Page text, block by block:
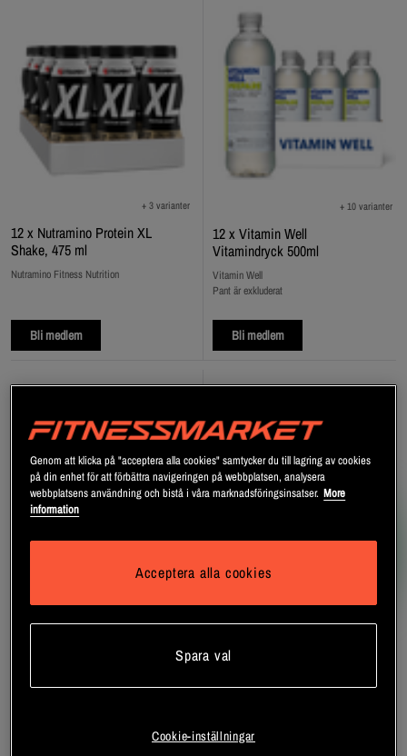
12 x Nutramino Protein XL
Shake, 475 ml
+ 3 varianter
Nutramino Fitness Nutrition
Bli medlem
12 x Vitamin Well
Vitamindryck 500ml
+ 10 varianter
Vitamin Well
Pant är exkluderat
Bli medlem
Vita Coco
Flak 24 x NOCCO BCAA+
Koffeinfri 330 ml
Genom att klicka på "acceptera alla cookies" samtycker du till lagring av cookies
på din enhet för att förbättra navigeringen på webbplatsen, analysera
webbplatsens användning och bistå i våra marknadsföringsinsatser. More
information
Acceptera alla cookies
Spara val
Cookie-inställningar